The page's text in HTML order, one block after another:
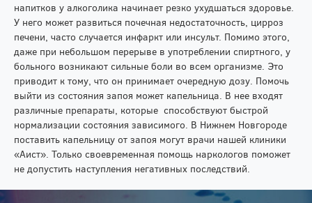
напитков у алкоголика начинает резко ухудшаться здоровье.
У него может развиться почечная недостаточность, цирроз
печени, часто случается инфаркт или инсульт. Помимо этого,
даже при небольшом перерыве в употреблении спиртного, у
больного возникают сильные боли во всем организме. Это
приводит к тому, что он принимает очередную дозу. Помочь
выйти из состояния запоя может капельница. В нее входят
различные препараты, которые способствуют быстрой
нормализации состояния зависимого. В Нижнем Новгороде
поставить капельницу от запоя могут врачи нашей клиники
«Аист». Только своевременная помощь наркологов поможет
не допустить наступления негативных последствий.